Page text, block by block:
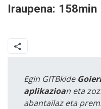
Iraupena: 158min
Egin GITBkide
aplikazioan eta
abantailaz eta